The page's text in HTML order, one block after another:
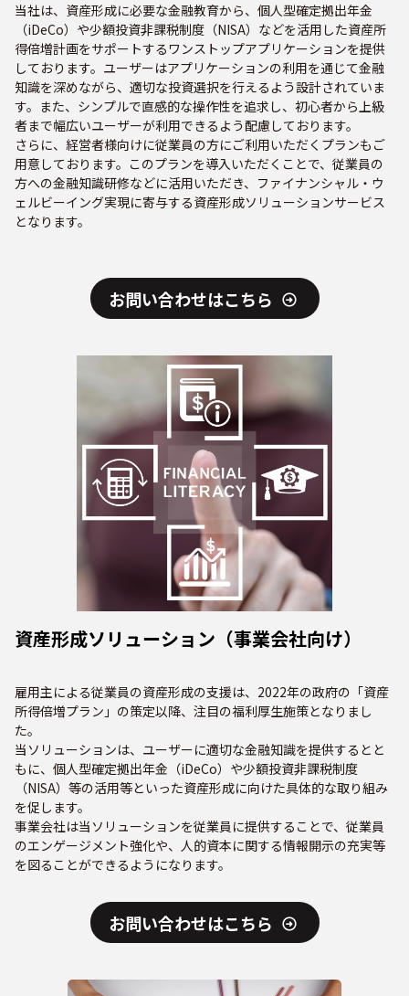
当社は、資産形成に必要な金融教育から、個人型確定拠出年金
（iDeCo）や少額投資非課税制度（NISA）などを活用した資産所
得倍増計画をサポートするワンストップアプリケーションを提供
しております。ユーザーはアプリケーションの利用を通じて金融
知識を深めながら、適切な投資選択を行えるよう設計されていま
す。また、シンプルで直感的な操作性を追求し、初心者から上級
者まで幅広いユーザーが利用できるよう配慮しております。
さらに、経営者様向けに従業員の方にご利用いただくプランもご
用意しております。このプランを導入いただくことで、従業員の
方への金融知識研修などに活用いただき、ファイナンシャル・ウ
ェルビーイング実現に寄与する資産形成ソリューションサービス
となります。
お問い合わせはこちら
資産形成ソリューション（事業会社向け）
雇用主による従業員の資産形成の支援は、2022年の政府の「資産
所得倍増プラン」の策定以降、注目の福利厚生施策となりまし
た。
当ソリューションは、ユーザーに適切な金融知識を提供するとと
もに、個人型確定拠出年金（iDeCo）や少額投資非課税制度
（NISA）等の活用等といった資産形成に向けた具体的な取り組み
を促します。
事業会社は当ソリューションを従業員に提供することで、従業員
のエンゲージメント強化や、人的資本に関する情報開示の充実等
を図ることができるようになります。
お問い合わせはこちら